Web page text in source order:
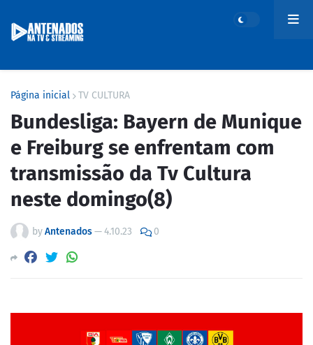
Página inicial TV CULTURA
Bundesliga: Bayern de Munique
e Freiburg se enfrentam com
transmissão da Tv Cultura
neste domingo(8)
byAntenados—4.10.23 0